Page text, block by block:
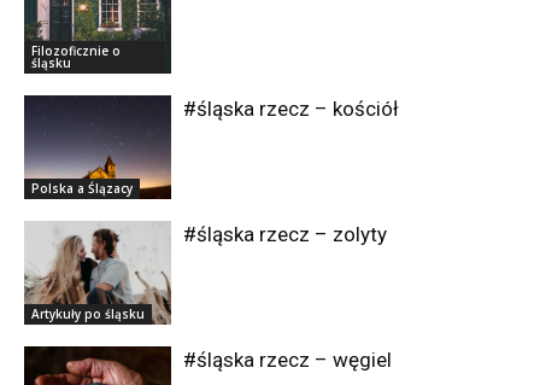
Filozoficznie o
śląsku
Polska a Ślązacy
#śląska rzecz – kościół
Artykuły po śląsku
#śląska rzecz – zolyty
#śląska rzecz – węgiel